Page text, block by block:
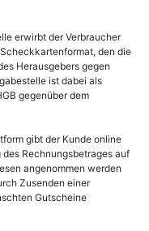
erwirbt der Verbraucher
den die
Herausgebers gegen
ist dabei als
gegenüber dem
gibt der Kunde online
Rechnungsbetrages auf
angenommen werden
Zusenden einer
Gutscheine